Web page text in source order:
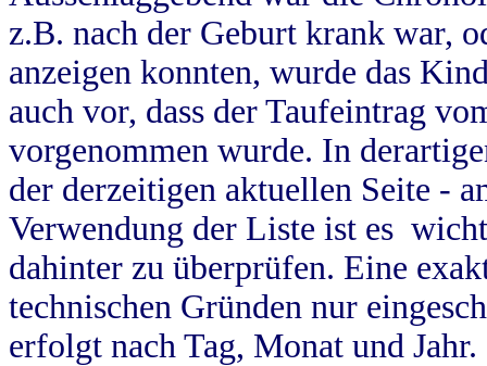
z.B. nach der Geburt krank war,
anzeigen konnten, wurde das
auch vor, dass der Taufeintrag
vorgenommen wurde. In
der derzeitigen aktuellen Seite -
Verwendung der Liste ist es
dahinter zu überprüfen. Eine
technischen Gründen nur
erfolgt nach Tag, Monat und Jahr.